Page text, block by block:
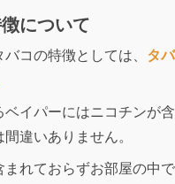
について
コの特徴としては、 タ
イパーにはニコチンが
違いありません。
れておらずお部屋の中